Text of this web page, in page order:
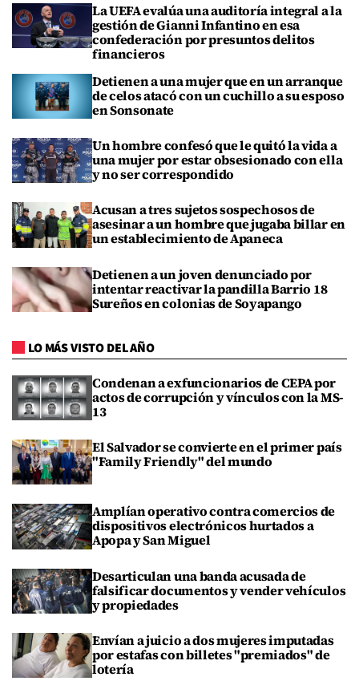
La UEFA evalúa una auditoría integral a la
gestión de Gianni Infantino en esa
confederación por presuntos delitos
financieros
Detienen a una mujer que en un arranque
de celos atacó con un cuchillo a su esposo
en Sonsonate
Un hombre confesó que le quitó la vida a
una mujer por estar obsesionado con ella
y no ser correspondido
Acusan a tres sujetos sospechosos de
asesinar a un hombre que jugaba billar en
un establecimiento de Apaneca
Detienen a un joven denunciado por
intentar reactivar la pandilla Barrio 18
Sureños en colonias de Soyapango
LO MÁS VISTO DEL AÑO
Condenan a exfuncionarios de CEPA por
actos de corrupción y vínculos con la MS-
13
El Salvador se convierte en el primer país
"Family Friendly" del mundo
Amplían operativo contra comercios de
dispositivos electrónicos hurtados a
Apopa y San Miguel
Desarticulan una banda acusada de
falsificar documentos y vender vehículos
y propiedades
Envían a juicio a dos mujeres imputadas
por estafas con billetes "premiados" de
lotería